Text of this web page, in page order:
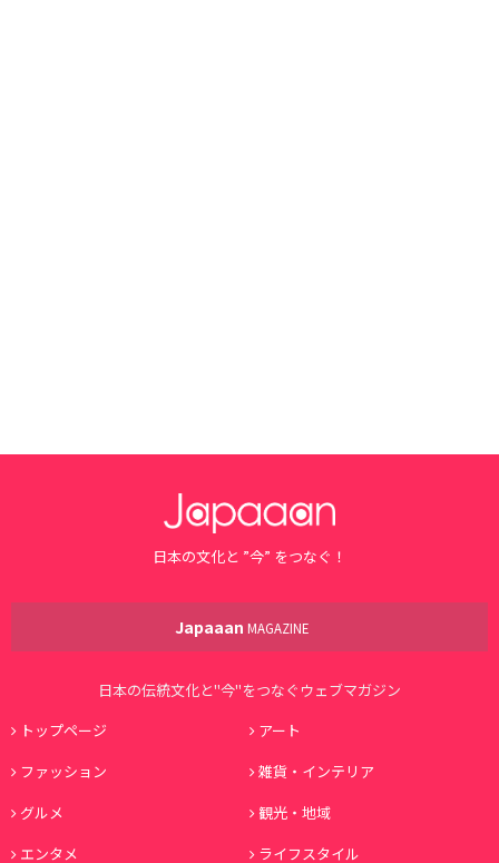
日本の文化と ”今” をつなぐ！
Japaaan MAGAZINE
日本の伝統文化と"今"をつなぐウェブマガジン
トップページ
アート
ファッション
雑貨・インテリア
グルメ
観光・地域
エンタメ
ライフスタイル